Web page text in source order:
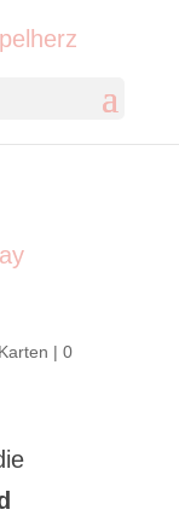
Karten | 0